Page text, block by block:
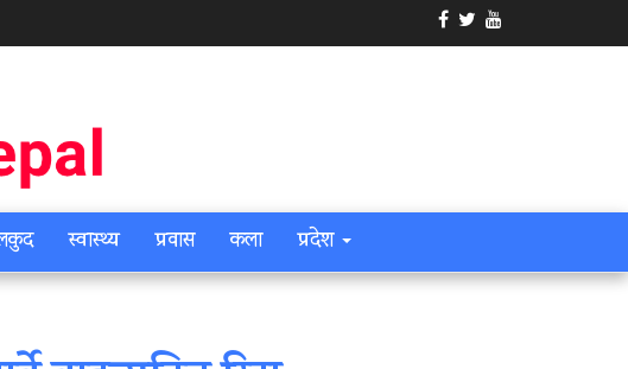
स्वास्थ्य प्रवास कला प्रदेश